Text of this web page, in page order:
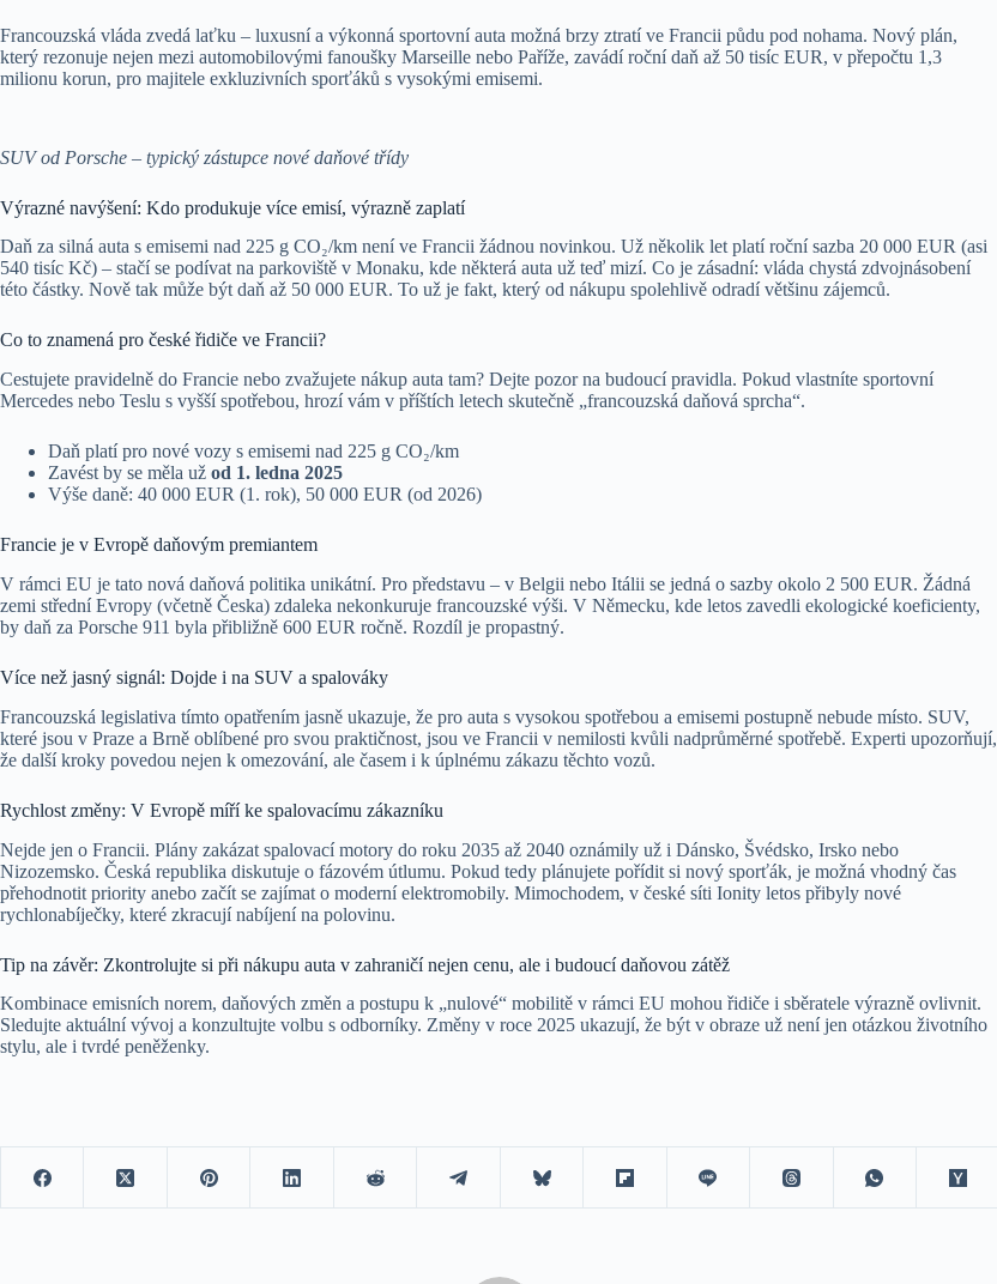
Francouzská vláda zvedá laťku – luxusní a výkonná sportovní auta možná brzy ztratí ve Francii půdu pod nohama. Nový plán,
který rezonuje nejen mezi automobilovými fanoušky Marseille nebo Paříže, zavádí roční daň až 50 tisíc EUR, v přepočtu 1,3
milionu korun, pro majitele exkluzivních sporťáků s vysokými emisemi.
SUV od Porsche – typický zástupce nové daňové třídy
Výrazné navýšení: Kdo produkuje více emisí, výrazně zaplatí
Daň za silná auta s emisemi nad 225 g CO₂/km není ve Francii žádnou novinkou. Už několik let platí roční sazba 20 000 EUR (asi
540 tisíc Kč) – stačí se podívat na parkoviště v Monaku, kde některá auta už teď mizí. Co je zásadní: vláda chystá zdvojnásobení
této částky. Nově tak může být daň až 50 000 EUR. To už je fakt, který od nákupu spolehlivě odradí většinu zájemců.
Co to znamená pro české řidiče ve Francii?
Cestujete pravidelně do Francie nebo zvažujete nákup auta tam? Dejte pozor na budoucí pravidla. Pokud vlastníte sportovní
Mercedes nebo Teslu s vyšší spotřebou, hrozí vám v příštích letech skutečně „francouzská daňová sprcha“.
Daň platí pro nové vozy s emisemi nad 225 g CO₂/km
Zavést by se měla už od 1. ledna 2025
Výše daně: 40 000 EUR (1. rok), 50 000 EUR (od 2026)
Francie je v Evropě daňovým premiantem
V rámci EU je tato nová daňová politika unikátní. Pro představu – v Belgii nebo Itálii se jedná o sazby okolo 2 500 EUR. Žádná
zemi střední Evropy (včetně Česka) zdaleka nekonkuruje francouzské výši. V Německu, kde letos zavedli ekologické koeficienty,
by daň za Porsche 911 byla přibližně 600 EUR ročně. Rozdíl je propastný.
Více než jasný signál: Dojde i na SUV a spalováky
Francouzská legislativa tímto opatřením jasně ukazuje, že pro auta s vysokou spotřebou a emisemi postupně nebude místo. SUV,
které jsou v Praze a Brně oblíbené pro svou praktičnost, jsou ve Francii v nemilosti kvůli nadprůměrné spotřebě. Experti upozorňují,
že další kroky povedou nejen k omezování, ale časem i k úplnému zákazu těchto vozů.
Rychlost změny: V Evropě míří ke spalovacímu zákazníku
Nejde jen o Francii. Plány zakázat spalovací motory do roku 2035 až 2040 oznámily už i Dánsko, Švédsko, Irsko nebo
Nizozemsko. Česká republika diskutuje o fázovém útlumu. Pokud tedy plánujete pořídit si nový sporťák, je možná vhodný čas
přehodnotit priority anebo začít se zajímat o moderní elektromobily. Mimochodem, v české síti Ionity letos přibyly nové
rychlonabíječky, které zkracují nabíjení na polovinu.
Tip na závěr: Zkontrolujte si při nákupu auta v zahraničí nejen cenu, ale i budoucí daňovou zátěž
Kombinace emisních norem, daňových změn a postupu k „nulové“ mobilitě v rámci EU mohou řidiče i sběratele výrazně ovlivnit.
Sledujte aktuální vývoj a konzultujte volbu s odborníky. Změny v roce 2025 ukazují, že být v obraze už není jen otázkou životního
stylu, ale i tvrdé peněženky.